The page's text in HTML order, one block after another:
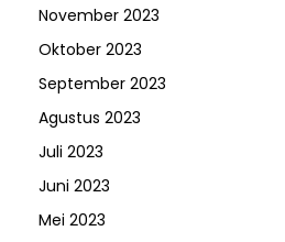
November 2023
Oktober 2023
September 2023
Agustus 2023
Juli 2023
Juni 2023
Mei 2023